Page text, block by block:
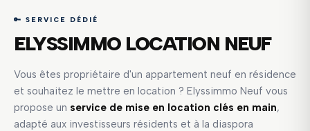
🔑 SERVICE DÉDIÉ
ELYSSIMMO LOCATION NEUF
Vous êtes propriétaire d'un appartement neuf en résidence
et souhaitez le mettre en location ? Elyssimmo Neuf vous
propose un service de mise en location clés en main,
adapté aux investisseurs résidents et à la diaspora